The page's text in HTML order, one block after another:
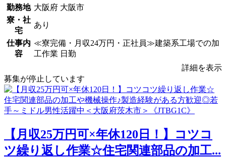
勤務地 大阪府 大阪市
寮・社
宅
あり
仕事内
容
≪寮完備・月収24万円・正社員≫建築系工場での加
工作業 日勤
詳細を表示
募集が停止しています
【月収25万円可×年休120日！】コツコ
ツ繰り返し作業☆住宅関連部品の加工...